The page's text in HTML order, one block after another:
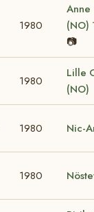
1980
Anne
(NO)
📷
1980
Lille
(NO)
1980 Nic-
1980